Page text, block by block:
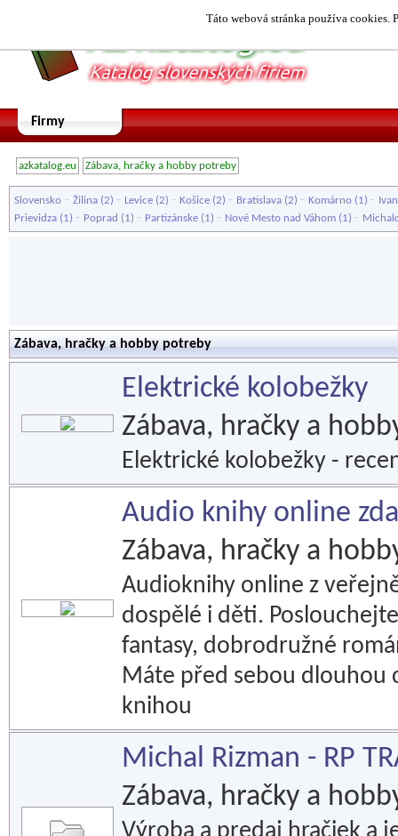
Táto webová stránka používa cookies.
Firmy
azkatalog.eu Zábava, hračky a hobby potreby
Slovensko - Žilina (2) - Levice (2) - Košice (2) - Bratislava (2) - Komárno (1) -
Prievidza (1) - Poprad (1) - Partizánske (1) - Nové Mesto nad Váhom (1) -
Zábava, hračky a hobby potreby
Elektrické kolobežky
Zábava, hračky a
Elektrické kolobežky -
Audio knihy online
Zábava, hračky a
Audioknihy online z
dospělé i děti.
fantasy, dobrodružné
Máte před sebou dlouhou
knihou
Michal Rizman - RP
Zábava, hračky a